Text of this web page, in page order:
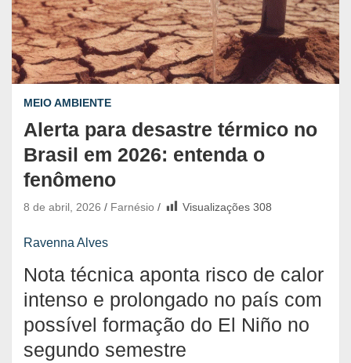
MEIO AMBIENTE
Alerta para desastre térmico no
Brasil em 2026: entenda o
fenômeno
8 de abril, 2026 Farnésio Visualizações 308
Ravenna Alves
Nota técnica aponta risco de calor
intenso e prolongado no país com
possível formação do El Niño no
segundo semestre